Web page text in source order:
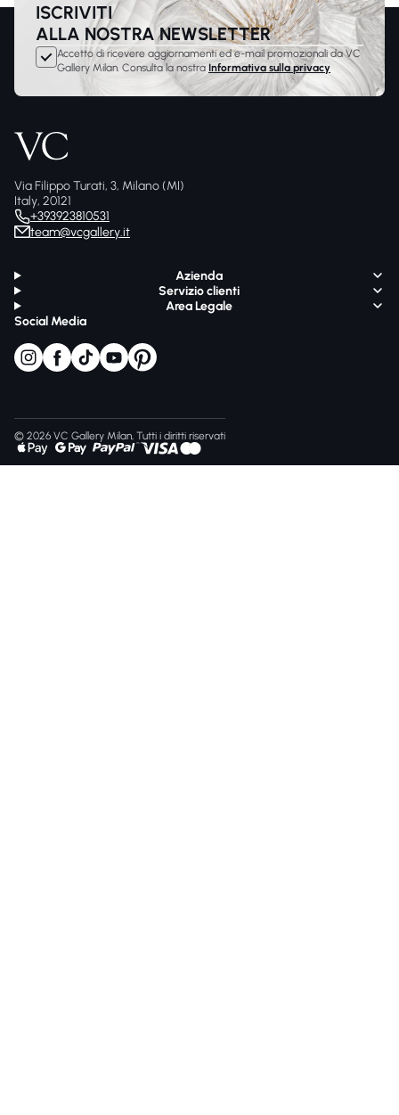
ISCRIVITI
ALLA NOSTRA NEWSLETTER
Accetto di ricevere aggiornamenti ed e-mail promozionali da VC
Gallery Milan. Consulta la nostra Informativa sulla privacy
Via Filippo Turati, 3, Milano (MI)
Italy, 20121
+393923810531
team@vcgallery.it
Azienda
Servizio clienti
Area Legale
Social Media
© 2026 VC Gallery Milan, Tutti i diritti riservati